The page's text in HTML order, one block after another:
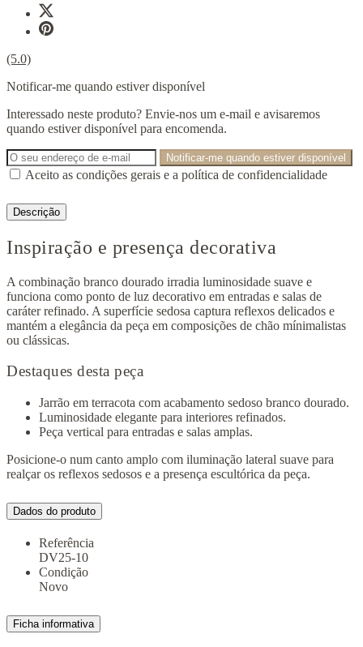
(5.0)
Notificar-me quando estiver disponível
Interessado neste produto? Envie-nos um e-mail e avisaremos
quando estiver disponível para encomenda.
Notificar-me quando estiver disponível
Aceito as condições gerais e a política de confidencialidade
Descrição
Inspiração e presença decorativa
A combinação branco dourado irradia luminosidade suave e
funciona como ponto de luz decorativo em entradas e salas de
caráter refinado. A superfície sedosa captura reflexos delicados e
mantém a elegância da peça em composições de chão mínimalistas
ou clássicas.
Destaques desta peça
Jarrão em terracota com acabamento sedoso branco dourado.
Luminosidade elegante para interiores refinados.
Peça vertical para entradas e salas amplas.
Posicione-o num canto amplo com iluminação lateral suave para
realçar os reflexos sedosos e a presença escultórica da peça.
Dados do produto
Referência
DV25-10
Condição
Novo
Ficha informativa